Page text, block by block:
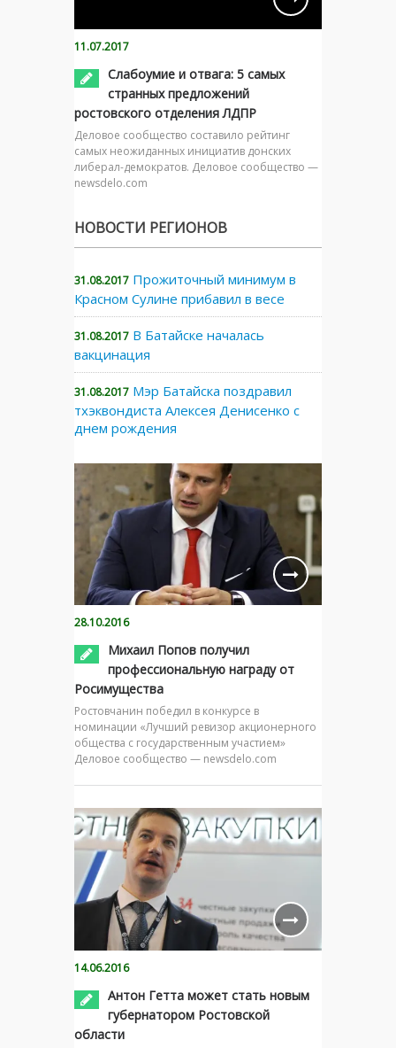
11.07.2017
Слабоумие и отвага: 5 самых
странных предложений
ростовского отделения ЛДПР
Деловое сообщество составило рейтинг
самых неожиданных инициатив донских
либерал-демократов. Деловое сообщество —
newsdelo.com
НОВОСТИ РЕГИОНОВ
31.08.2017 Прожиточный минимум в
Красном Сулине прибавил в весе
31.08.2017 В Батайске началась
вакцинация
31.08.2017 Мэр Батайска поздравил
тхэквондиста Алексея Денисенко с
днем рождения
28.10.2016
Михаил Попов получил
профессиональную награду от
Росимущества
Ростовчанин победил в конкурсе в
номинации «Лучший ревизор акционерного
общества с государственным участием»
Деловое сообщество — newsdelo.com
14.06.2016
Антон Гетта может стать новым
губернатором Ростовской
области